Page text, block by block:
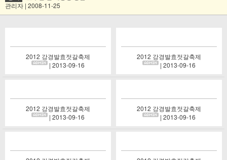
관리자 | 2008-11-25
2012 강경발효젓갈축제
| 2013-09-16
2012 강경발효젓갈축제
| 2013-09-16
2012 강경발효젓갈축제
| 2013-09-16
2012 강경발효젓갈축제
| 2013-09-16